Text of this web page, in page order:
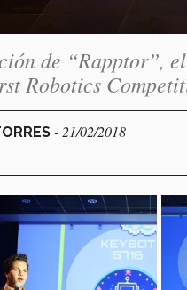
de “Rapptor”,
Robotics
- 21/02/2018